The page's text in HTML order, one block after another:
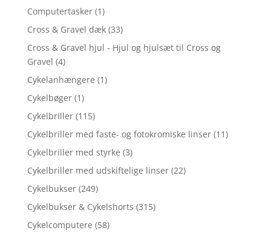
Computertasker (1)
Cross & Gravel dæk (33)
Cross & Gravel hjul - Hjul og hjulsæt til Cross og
Gravel (4)
Cykelanhængere (1)
Cykelbøger (1)
Cykelbriller (115)
Cykelbriller med faste- og fotokromiske linser (11)
Cykelbriller med styrke (3)
Cykelbriller med udskiftelige linser (22)
Cykelbukser (249)
Cykelbukser & Cykelshorts (315)
Cykelcomputere (58)